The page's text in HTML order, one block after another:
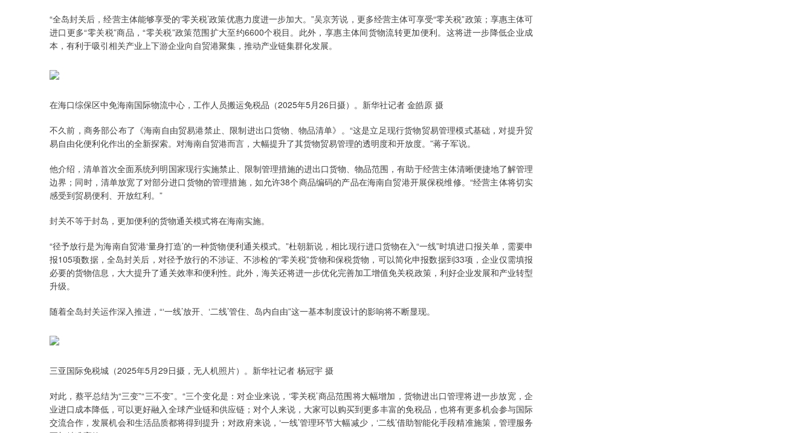
“全岛封关后，经营主体能够享受的‘零关税’政策优惠力度进一步加大。”吴京芳说，更多经营主体可享受“零关税”政策；享惠主体可
进口更多“零关税”商品，“零关税”政策范围扩大至约6600个税目。此外，享惠主体间货物流转更加便利。这将进一步降低企业成
本，有利于吸引相关产业上下游企业向自贸港聚集，推动产业链集群化发展。
在海口综保区中免海南国际物流中心，工作人员搬运免税品（2025年5月26日摄）。新华社记者 金皓原 摄
不久前，商务部公布了《海南自由贸易港禁止、限制进出口货物、物品清单》。“这是立足现行货物贸易管理模式基础，对提升贸
易自由化便利化作出的全新探索。对海南自贸港而言，大幅提升了其货物贸易管理的透明度和开放度。”蒋子军说。
他介绍，清单首次全面系统列明国家现行实施禁止、限制管理措施的进出口货物、物品范围，有助于经营主体清晰便捷地了解管理
边界；同时，清单放宽了对部分进口货物的管理措施，如允许38个商品编码的产品在海南自贸港开展保税维修。“经营主体将切实
感受到贸易便利、开放红利。”
封关不等于封岛，更加便利的货物通关模式将在海南实施。
“径予放行是为海南自贸港‘量身打造’的一种货物便利通关模式。”杜朝新说，相比现行进口货物在入“一线”时填进口报关单，需要申
报105项数据，全岛封关后，对径予放行的不涉证、不涉检的“零关税”货物和保税货物，可以简化申报数据到33项，企业仅需填报
必要的货物信息，大大提升了通关效率和便利性。此外，海关还将进一步优化完善加工增值免关税政策，利好企业发展和产业转型
升级。
随着全岛封关运作深入推进，“‘一线’放开、‘二线’管住、岛内自由”这一基本制度设计的影响将不断显现。
三亚国际免税城（2025年5月29日摄，无人机照片）。新华社记者 杨冠宇 摄
对此，蔡平总结为“三变”“三不变”。“三个变化是：对企业来说，‘零关税’商品范围将大幅增加，货物进出口管理将进一步放宽，企
业进口成本降低，可以更好融入全球产业链和供应链；对个人来说，大家可以购买到更多丰富的免税品，也将有更多机会参与国际
交流合作，发展机会和生活品质都将得到提升；对政府来说，‘一线’管理环节大幅减少，‘二线’借助智能化手段精准施策，管理服务